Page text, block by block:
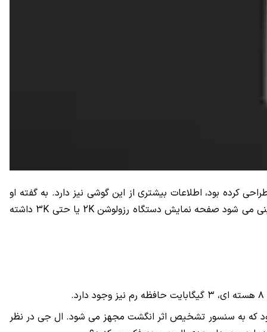
پیش تر هم مشخصات احتمالی پرچمدار بعدی ال جی لو رفته بود. حال بنظر می رسد طراحی که رندر های ال جی جی۴ را طراحی کرده بود، اطلاعات بیشتری از این گوشی نیز دارد. به گفته او
جی۴ از یک صفحه نمایش ۵.۶ اینچی استفاده می کند. البته خبری از رزولوشن صفحه نمایش این گوشی در دسترس نیست ولی پیش بینی می شود صفحه نمایش دستگاه رزولوشن 2K یا حتی 3K داشته
است. علاوه بر اینها به احتمال زیاد جی۴ اولین گوشی ال جی خواهد بود که به سنسور تشخیص اثر انگشت مجهز می شود. ال جی در نظر